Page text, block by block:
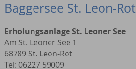
Baggersee St. Leon-Rot
Erholungsanlage St. Leoner See
Am St. Leoner See 1
68789 St. Leon-Rot
Tel: 06227 59009